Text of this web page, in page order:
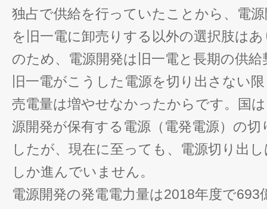
独占で供給を行っていたことから、電
を旧一電に卸売りする以外の選択肢は
のため、電源開発は旧一電と長期の供
旧一電がこうした電源を切り出さない
売電量は増やせなかったからです。国
源開発が保有する電源（電発電源）の
したが、現在に至っても、電源切り出
しか進んでいません。
電源開発の発電電力量は2018年度で